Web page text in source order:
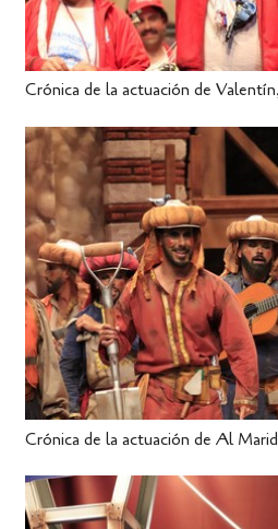
Crónica de la actuación de
Crónica de la actuación de Al